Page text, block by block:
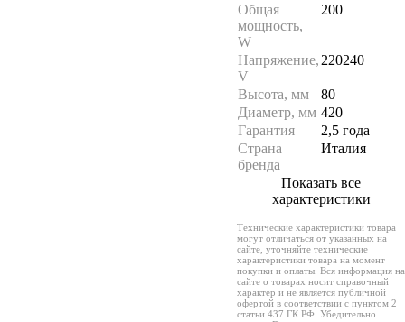
Общая
мощность,
W
200
Напряжение,
V
220240
Высота, мм
80
Диаметр, мм 420
Гарантия
2,5 года
Страна
бренда
Италия
Показать все
характеристики
Технические характеристики товара
могут отличаться от указанных на
сайте, уточняйте технические
характеристики товара на момент
покупки и оплаты. Вся информация на
сайте о товарах носит справочный
характер и не является публичной
офертой в соответствии с пунктом 2
статьи 437 ГК РФ. Убедительно